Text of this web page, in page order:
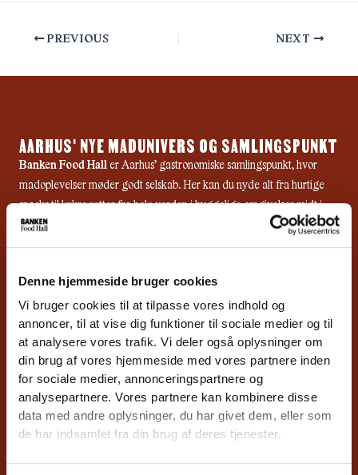
Denne hjemmeside bruger cookies
Vi bruger cookies til at tilpasse vores indhold og
annoncer, til at vise dig funktioner til sociale medier og til
at analysere vores trafik. Vi deler også oplysninger om
din brug af vores hjemmeside med vores partnere inden
for sociale medier, annonceringspartnere og
analysepartnere. Vores partnere kan kombinere disse
data med andre oplysninger, du har givet dem, eller som
de har indsamlet fra din brug af deres tjenester.
PREVIOUS NEXT
AARHUS' NYE MADUNIVERS OG SAMLINGSPUNKT
Banken Food Hall er Aarhus’ gastronomiske samlingspunkt, hvor
madoplevelser møder godt selskab. Her kan du nyde alt fra hurtige
snacks til lækre retter fra hele verden i hyggelige omgivelser midt i
hjertet af Aarhus. Velkommen til byens nye madunivers!
SOCIALE MEDIER
F
c
e
b
o
o
k
I
s
t
a
g
r
a
m
Y
u
t
u
b
e
LOKATION
INDGANG VED CLEMENS BRO:Kannikegade 4, 8000
Aarhus
INDGANG VED BISPETORVET:
Kannikegade 6, 8000
Aarhus C
ÅBNINGSTIDER
KØKKENERNE